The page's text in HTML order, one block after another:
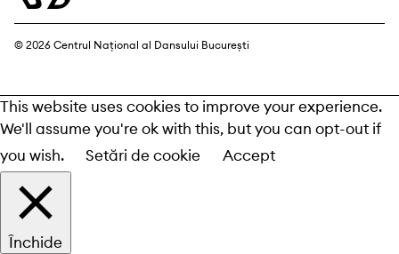
© 2026 Centrul Național al Dansului București
This website uses cookies to improve your experience.
We'll assume you're ok with this, but you can opt-out if
you wish.
Setări de cookie Accept
Închide